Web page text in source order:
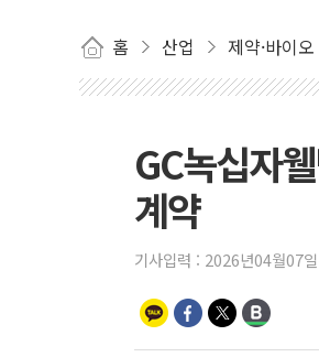
홈 산업 제약·바이오
GC녹십자
계약
기사입력 : 2026년04월07